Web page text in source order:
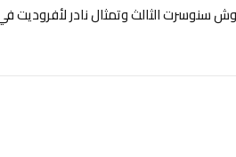
سنوسرت الثالث وتمثال نادر لأفروديت